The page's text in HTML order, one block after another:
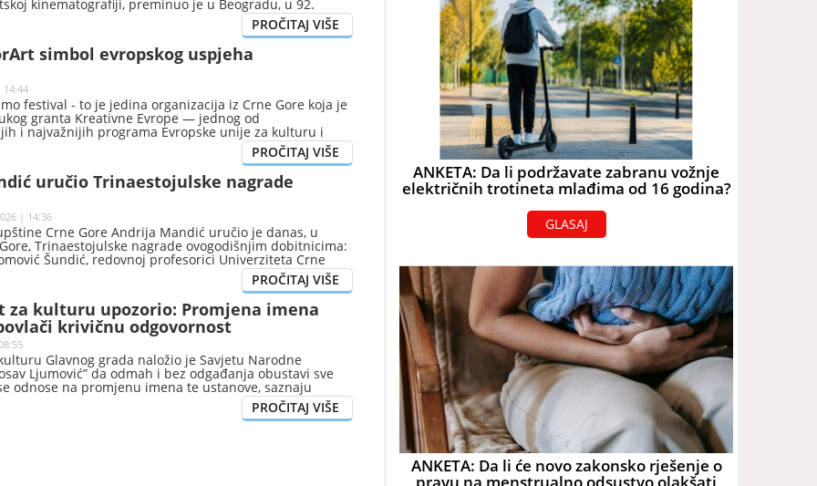
kinematografiji, preminuo je u Beogradu, u 92.
njegovoj smrti su na svojim Fesjbuk profilima kasno sinoć
simbol evropskog uspjeha
festival - to je jedina organizacija iz Crne Gore koja je
granta Kreativne Evrope — jednog od
i najvažnijih programa Evropske unije za kulturu i
je premijer Milojko Spajić.
uručio Trinaestojulske nagrade
| 14:36
Crne Gore Andrija Mandić uručio je danas, u
Trinaestojulske nagrade ovogodišnjim dobitnicima:
Šundić, redovnoj profesorici Univerziteta Crne
antropologija Danila Kiša“; dr Snežani
Vuksanović, doktorkama bioloških nauka, za
i doprinos u oblasti botanike u 2025. godini; prof. dr
filmskom reditelju i univerzitetskom profesoru, za
Crne Gore i recepciju filma „Obraz“ u 2025.
za kulturu upozorio: Promjena imena
krivičnu odgovornost
Glavnog grada naložio je Savjetu Narodne
Ljumović” da odmah i bez odgađanja obustavi sve
odnose na promjenu imena te ustanove, saznaju
ANKETA: Da li podržavate zabranu vožnje
električnih trotineta mlađima od 16 godina?
GLASAJ
ANKETA: Da li će novo zakonsko rješenje o